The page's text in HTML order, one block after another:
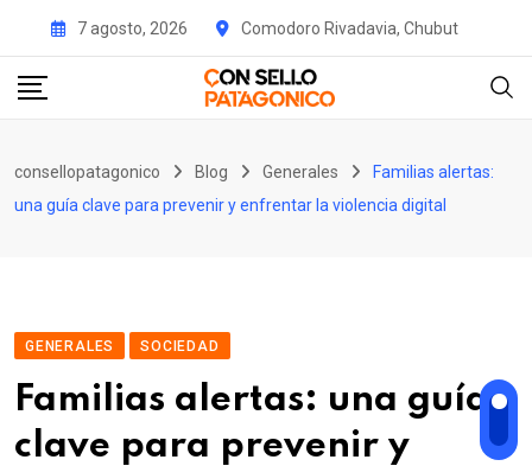
content
7 agosto, 2026 Comodoro Rivadavia, Chubut
consellopatagonico Blog Generales
Familias alertas:
una guía clave para prevenir y enfrentar la violencia digital
GENERALES SOCIEDAD
Familias alertas: una guía
clave para prevenir y